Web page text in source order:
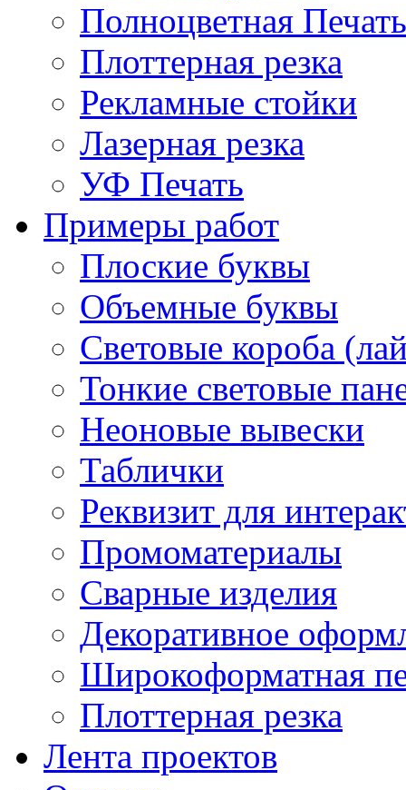
Полноцветная Печать
Плоттерная резка
Рекламные стойки
Лазерная резка
УФ Печать
Примеры работ
Плоские буквы
Объемные буквы
Световые короба
Тонкие световые
Неоновые вывески
Таблички
Реквизит для
Промоматериалы
Сварные изделия
Декоративное
Широкоформатная
Плоттерная резка
Лента проектов